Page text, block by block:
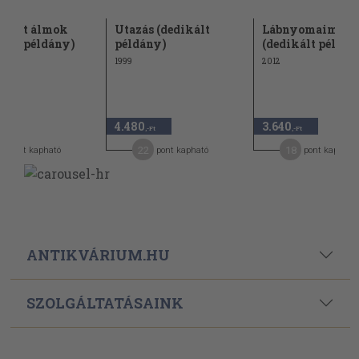
álmok
példány)
pont kapható
Utazás (dedikált
példány)
1999
4.480 ,-Ft
pont kapható
Lábnyomaim
(dedikált
2012
3.640 ,-Ft
pont kapható
ANTIKVÁRIUM.HU
SZOLGÁLTATÁSAINK